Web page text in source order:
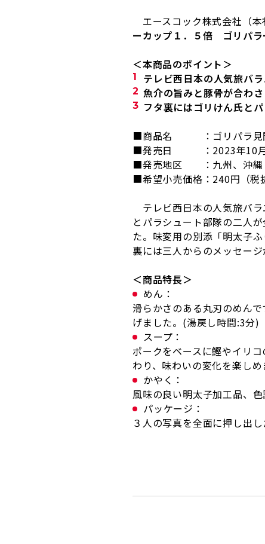
エースコック株式会社（
ーカップ１．５倍 ゴリパラ
＜本商品のポイント＞
テレビ西日本の人気旅バ
魚介の旨みと豚骨が合わ
フタ裏にはゴリけん氏と
■商品名 ：ゴリパラ見聞
■発売日 ： 2023年10
■発売地区 ：九州、沖縄
■希望小売価格： 240円（税
テレビ西日本の人気旅バ
とパラシュート部隊の二人
た。味変用の別添「明太子
裏には三人からのメッセー
＜商品特長＞
めん：
滑らかさのある丸刃のめん
げました。(湯戻し時間:3分)
スープ：
ポークをベースに鰹やイリ
わり、味わいの変化を楽しめ
かやく：
風味の良い明太子加工品、
パッケージ：
３人の写真を全面に押し出